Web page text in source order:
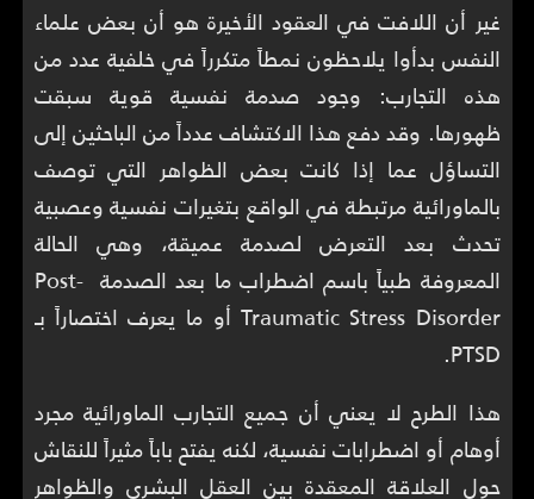
غير أن اللافت في العقود الأخيرة هو أن بعض علماء
النفس بدأوا يلاحظون نمطاً متكرراً في خلفية عدد من
هذه التجارب: وجود صدمة نفسية قوية سبقت
ظهورها. وقد دفع هذا الاكتشاف عدداً من الباحثين إلى
التساؤل عما إذا كانت بعض الظواهر التي توصف
بالماورائية مرتبطة في الواقع بتغيرات نفسية وعصبية
تحدث بعد التعرض لصدمة عميقة، وهي الحالة
المعروفة طبياً باسم اضطراب ما بعد الصدمة Post-
Traumatic Stress Disorder أو ما يعرف اختصاراً بـ
PTSD.
هذا الطرح لا يعني أن جميع التجارب الماورائية مجرد
أوهام أو اضطرابات نفسية، لكنه يفتح باباً مثيراً للنقاش
حول العلاقة المعقدة بين العقل البشري والظواهر